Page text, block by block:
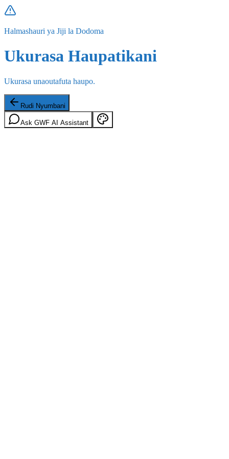
Halmashauri ya Jiji la Dodoma
Ukurasa Haupatikani
Ukurasa unaoutafuta haupo.
Rudi Nyumbani
Ask GWF AI Assistant